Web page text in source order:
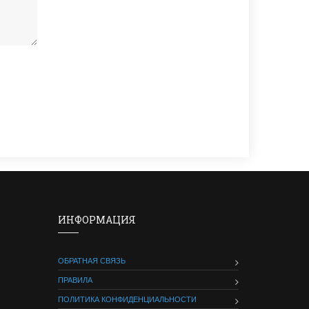
ИНФОРМАЦИЯ
ОБРАТНАЯ СВЯЗЬ
ПРАВИЛА
ПОЛИТИКА КОНФИДЕНЦИАЛЬНОСТИ